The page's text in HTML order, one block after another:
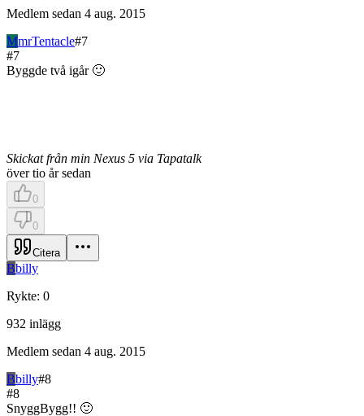
Medlem sedan 4 aug. 2015
MmrTentacle#7
#7
Byggde två igår 🙂
Skickat från min Nexus 5 via Tapatalk
över tio år sedan
0
0
Citera
Bbilly
Rykte: 0
932 inlägg
Medlem sedan 4 aug. 2015
Bbilly#8
#8
SnyggBygg!! 🙂